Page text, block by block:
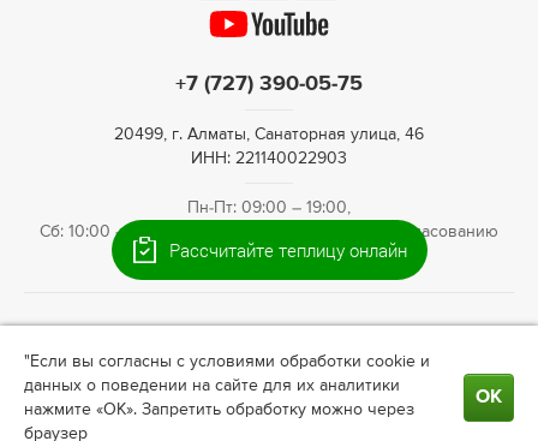
+7 (727) 390-05-75
20499, г. Алматы, Санаторная улица, 46
ИНН: 221140022903
Пн-Пт: 09:00 – 19:00,
Сб: 10:00 – 16:00, Вс: По предварительному согласованию
ландшафтного дизайна вАлматы. Информация на сайте не
является публичной офертой. Актуальные условия о
сотрудничестве, ценах узнавайте у менеджера.
"Если вы согласны с условиями обработки cookie и
данных о поведении на сайте для их аналитики
нажмите «ОК». Запретить обработку можно через
браузер
ОК
Рассчитайте теплицу онлайн